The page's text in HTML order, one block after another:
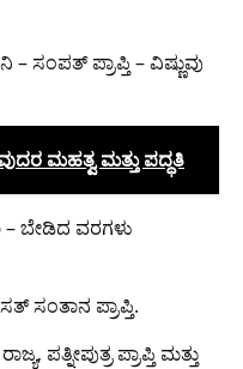
ಸಂಪತ್ ಪ್ರಾಪ್ತಿ – ವಿಷ್ಣುವು
ಮಹತ್ವ ಮತ್ತು ಪದ್ಧತಿ
ಬೇಡಿದ ವರಗಳು
ಸಂತಾನ ಪ್ರಾಪ್ತಿ.
ಪತ್ನೀಪುತ್ರ ಪ್ರಾಪ್ತಿ ಮತ್ತು